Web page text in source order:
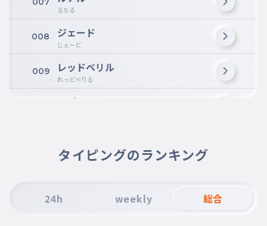
るちる
008 ジェード
じぇーど
009 レッドベリル
れっどべりる
ネプチュナイト
あめしすとえいてぃーふぉー
ベニトアイト
タイピングのランキング
24h weekly 総合